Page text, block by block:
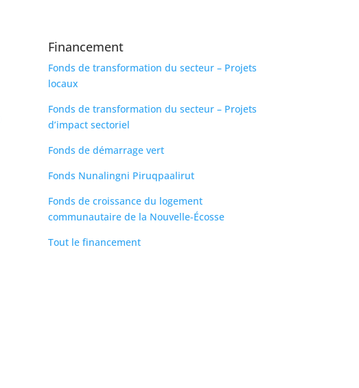
Financement
Fonds de transformation du secteur – Projets
locaux
Fonds de transformation du secteur – Projets
d’impact sectoriel
Fonds de démarrage vert
Fonds Nunalingni Piruqpaalirut
Fonds de croissance du logement
communautaire de la Nouvelle-Écosse
Tout le financement